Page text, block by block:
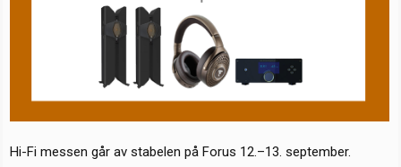
Hi-Fi messen går av stabelen på Forus 12.–13. september.